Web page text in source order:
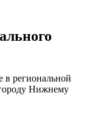
региональной
Нижнему